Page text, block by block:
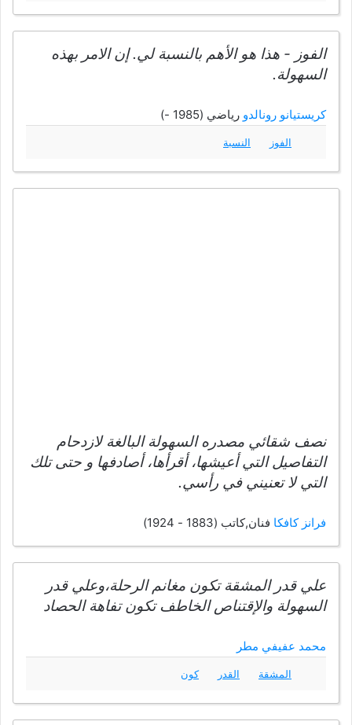
الفوز - هذا هو الأهم بالنسبة لي. إن الامر بهذه
السهولة.
كريستيانو رونالدو رياضي (1985 -)
الفوز النسبة
نصف شقائي مصدره السهولة البالغة لازدحام
التفاصيل التي أعيشها، أقرأها، أصادفها و حتى تلك
التي لا تعنيني في رأسي.
فرانز كافكا فنان,كاتب (1883 - 1924)
علي قدر المشقة تكون مغانم الرحلة،وعلي قدر
السهولة والإقتناص الخاطف تكون تفاهة الحصاد
محمد عفيفي مطر
المشقة القدر كون